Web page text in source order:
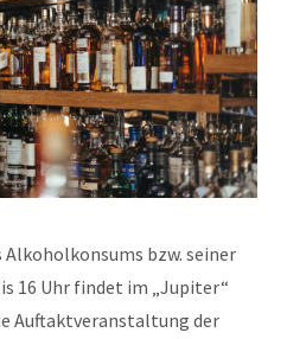
Alkoholkonsums bzw. seiner
16 Uhr findet im „Jupiter“
Auftaktveranstaltung der